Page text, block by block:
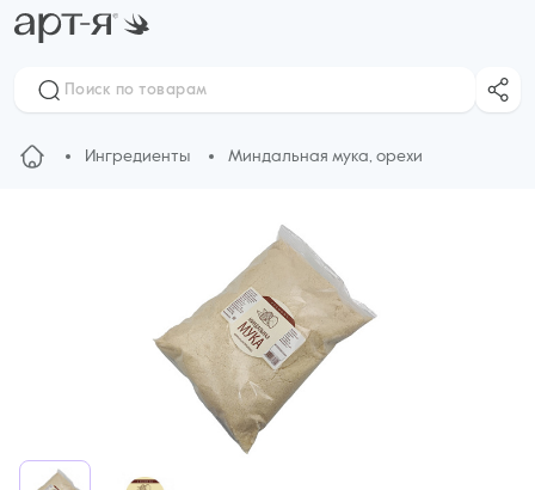
Ингредиенты Миндальная мука, орехи